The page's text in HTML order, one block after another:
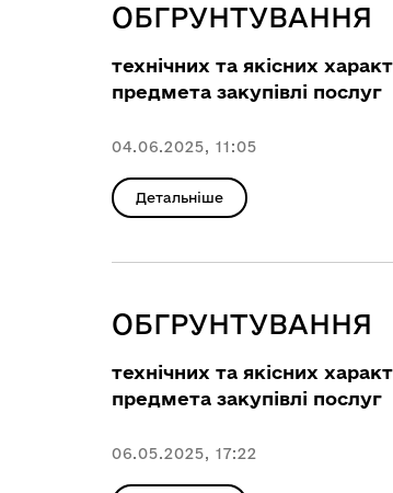
ОБГРУНТУВАННЯ
технічних та якісних
предмета закупівлі послуг
04.06.2025, 11:05
Детальніше
ОБГРУНТУВАННЯ
технічних та якісних
предмета закупівлі послуг
06.05.2025, 17:22